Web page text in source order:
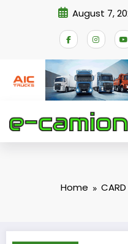
August 7,
Home CARD